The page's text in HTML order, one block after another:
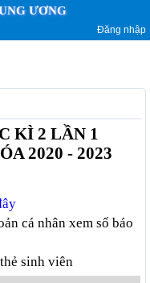
ƯƠNG
Đăng nhập
KÌ 2 LẦN 1
2020 - 2023
cá nhân xem số báo
sinh viên